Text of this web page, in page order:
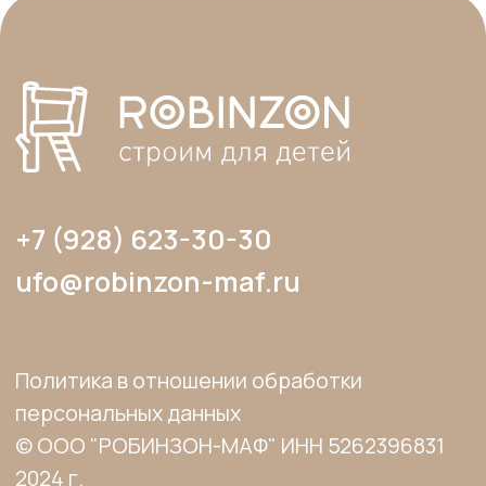
правообладателя и только со ссылкой на